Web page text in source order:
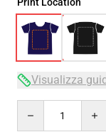
Visualizza